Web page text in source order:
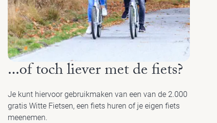
...of toch liever met de fiets?
Je kunt hiervoor gebruikmaken van een van de 2.000
gratis Witte Fietsen, een fiets huren of je eigen fiets
meenemen.